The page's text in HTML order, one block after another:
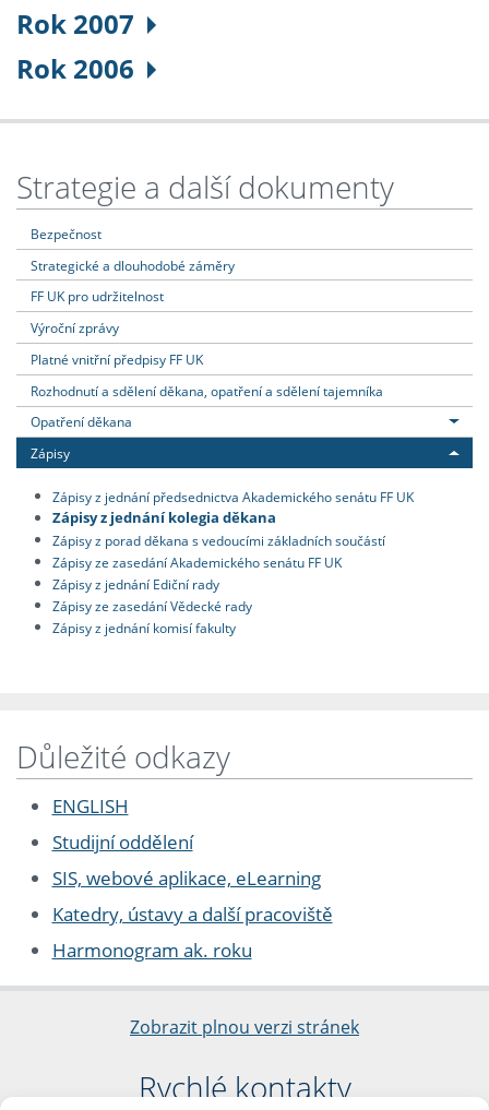
Rok 2007
Rok 2006
Strategie a další dokumenty
Bezpečnost
Strategické a dlouhodobé záměry
FF UK pro udržitelnost
Výroční zprávy
Platné vnitřní předpisy FF UK
Rozhodnutí a sdělení děkana, opatření a sdělení tajemníka
Opatření děkana
Zápisy
Zápisy z jednání předsednictva Akademického senátu FF UK
Zápisy z jednání kolegia děkana
Zápisy z porad děkana s vedoucími základních součástí
Zápisy ze zasedání Akademického senátu FF UK
Zápisy z jednání Ediční rady
Zápisy ze zasedání Vědecké rady
Zápisy z jednání komisí fakulty
Důležité odkazy
ENGLISH
Studijní oddělení
SIS, webové aplikace, eLearning
Katedry, ústavy a další pracoviště
Harmonogram ak. roku
Zobrazit plnou verzi stránek
Rychlé kontakty